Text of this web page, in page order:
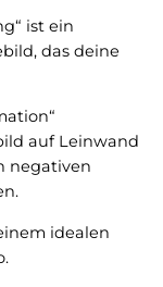
ist ein
das deine
auf Leinwand
negativen
idealen